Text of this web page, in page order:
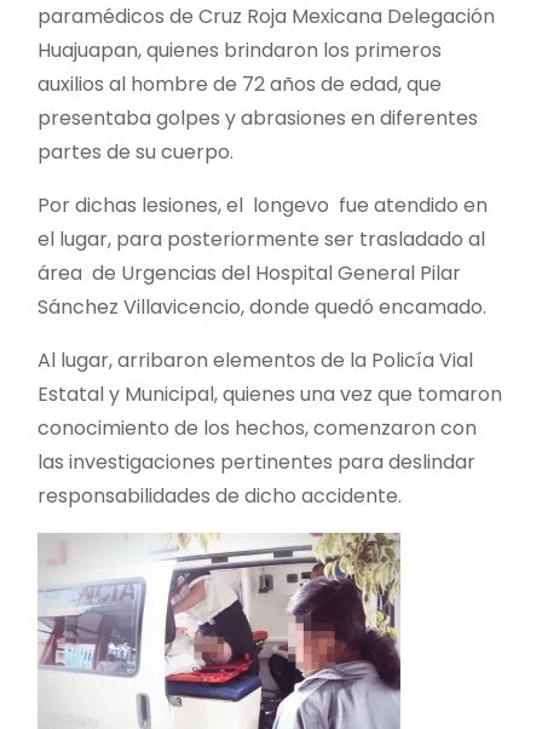
paramédicos de Cruz Roja Mexicana Delegación
Huajuapan, quienes brindaron los primeros
auxilios al hombre de 72 años de edad, que
presentaba golpes y abrasiones en diferentes
partes de su cuerpo.
Por dichas lesiones, el longevo fue atendido en
el lugar, para posteriormente ser trasladado al
área de Urgencias del Hospital General Pilar
Sánchez Villavicencio, donde quedó encamado.
Al lugar, arribaron elementos de la Policía Vial
Estatal y Municipal, quienes una vez que tomaron
conocimiento de los hechos, comenzaron con
las investigaciones pertinentes para deslindar
responsabilidades de dicho accidente.